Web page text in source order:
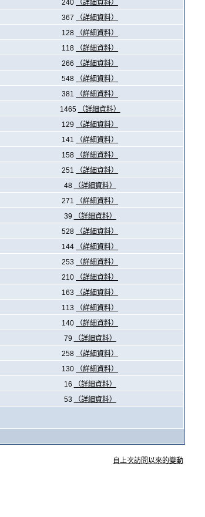
240
（詳細資料）
367
（詳細資料）
128
（詳細資料）
118
（詳細資料）
266
（詳細資料）
548
（詳細資料）
381
（詳細資料）
1465
（詳細資料）
129
（詳細資料）
141
（詳細資料）
158
（詳細資料）
251
（詳細資料）
48
（詳細資料）
271
（詳細資料）
39
（詳細資料）
528
（詳細資料）
144
（詳細資料）
253
（詳細資料）
210
（詳細資料）
163
（詳細資料）
113
（詳細資料）
140
（詳細資料）
79
（詳細資料）
258
（詳細資料）
130
（詳細資料）
16
（詳細資料）
53 （詳細資料）
自上次訪問以來的變動